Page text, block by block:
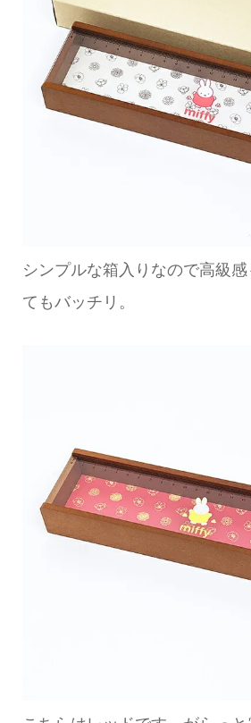
シンプルな箱入りなので高級
てもバッチリ。